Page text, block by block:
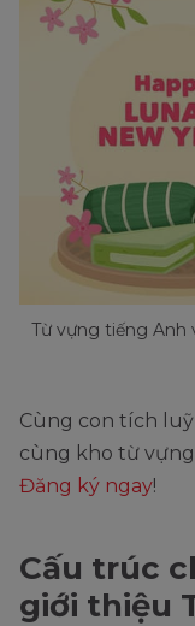
Từ vựng tiếng Anh
Cùng con tích
cùng kho từ
Đăng ký ngay!
Cấu trúc
giới thiệu